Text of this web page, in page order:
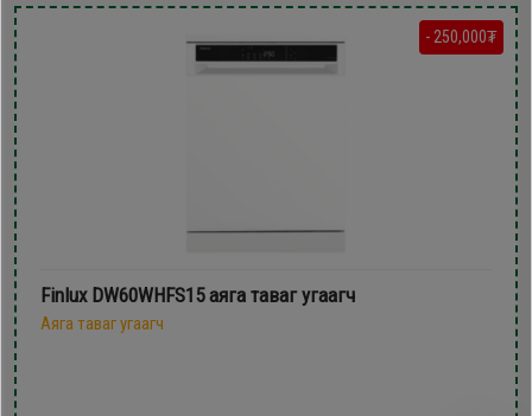
- 250,000₮
Finlux DW60WHFS15 аяга таваг угаагч
Аяга таваг угаагч